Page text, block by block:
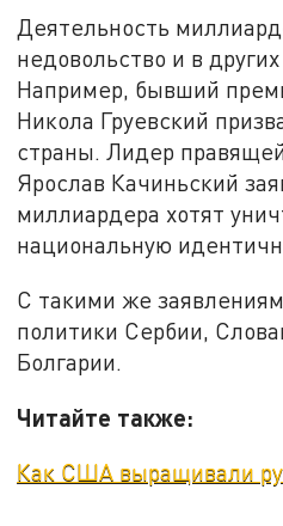
Деятельность
недовольство и в
Например, бывший
Никола Груевский
страны. Лидер
Ярослав Качиньский
миллиардера хотят
национальную
С такими же
политики Сербии,
Болгарии.
Читайте также:
Как США выращивали